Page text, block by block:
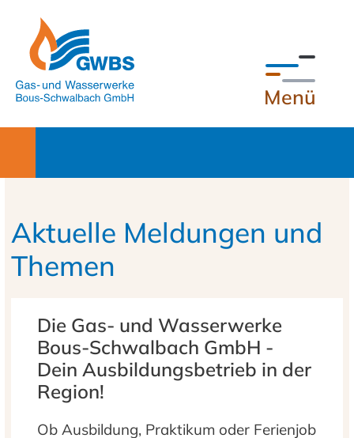
Menü
Aktuelle Meldungen und
Themen
Die Gas- und Wasserwerke
Bous-Schwalbach GmbH -
Dein Ausbildungsbetrieb in der
Region!
Ob Ausbildung, Praktikum oder Ferienjob